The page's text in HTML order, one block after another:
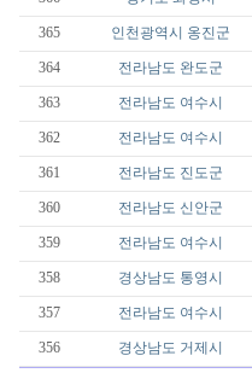
365 인천광역시 옹진군
364 전라남도 완도군
363 전라남도 여수시
362 전라남도 여수시
361 전라남도 진도군
360 전라남도 신안군
359 전라남도 여수시
358 경상남도 통영시
357 전라남도 여수시
356 경상남도 거제시